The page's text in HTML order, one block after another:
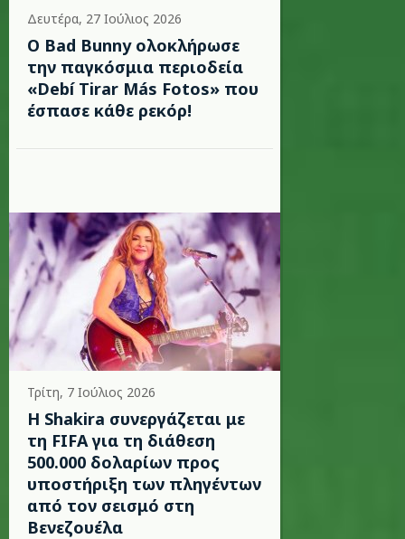
Δευτέρα, 27 Ιούλιος 2026
Ο Bad Bunny ολοκλήρωσε
την παγκόσμια περιοδεία
«Debí Tirar Más Fotos» που
έσπασε κάθε ρεκόρ!
Τρίτη, 7 Ιούλιος 2026
Η Shakira συνεργάζεται με
τη FIFA για τη διάθεση
500.000 δολαρίων προς
υποστήριξη των πληγέντων
από τον σεισμό στη
Βενεζουέλα